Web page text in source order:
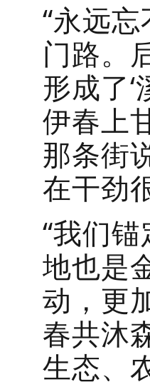
“永远
门路。
形成了
伊春上
那条街
在干劲
“我们
地也是
动，更
春共沐
生态、